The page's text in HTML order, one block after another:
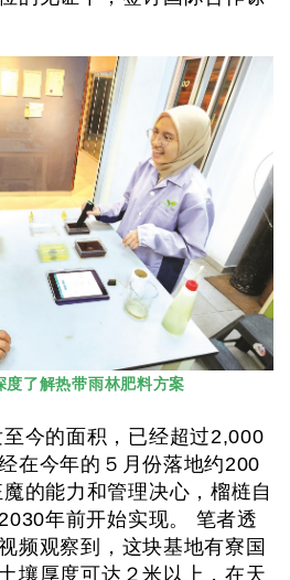
了解热带雨林肥料方案
今的面积，已经超过2,000
在今年的５月份落地约200
的能力和管理决心，榴梿自
年前开始实现。 笔者透
频观察到，这块基地有寮国
壤厚度可达２米以上，在天